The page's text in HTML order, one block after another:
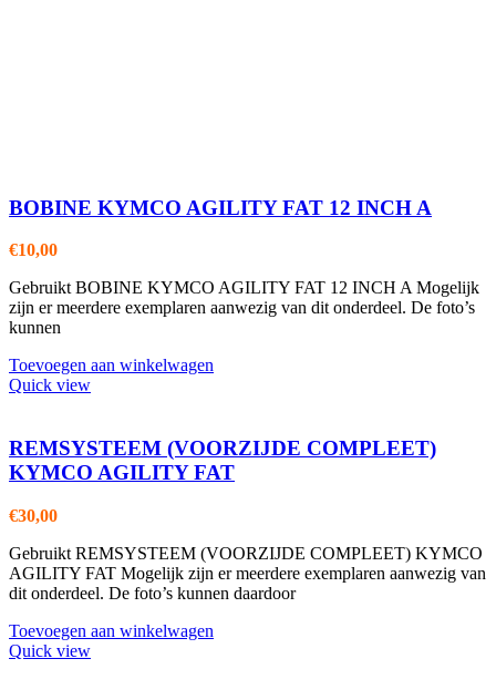
BOBINE KYMCO AGILITY FAT 12 INCH A
€10,00
Gebruikt BOBINE KYMCO AGILITY FAT 12 INCH A Mogelijk
zijn er meerdere exemplaren aanwezig van dit onderdeel. De foto’s
kunnen
Toevoegen aan winkelwagen
Quick view
REMSYSTEEM (VOORZIJDE COMPLEET)
KYMCO AGILITY FAT
€30,00
Gebruikt REMSYSTEEM (VOORZIJDE COMPLEET) KYMCO
AGILITY FAT Mogelijk zijn er meerdere exemplaren aanwezig van
dit onderdeel. De foto’s kunnen daardoor
Toevoegen aan winkelwagen
Quick view